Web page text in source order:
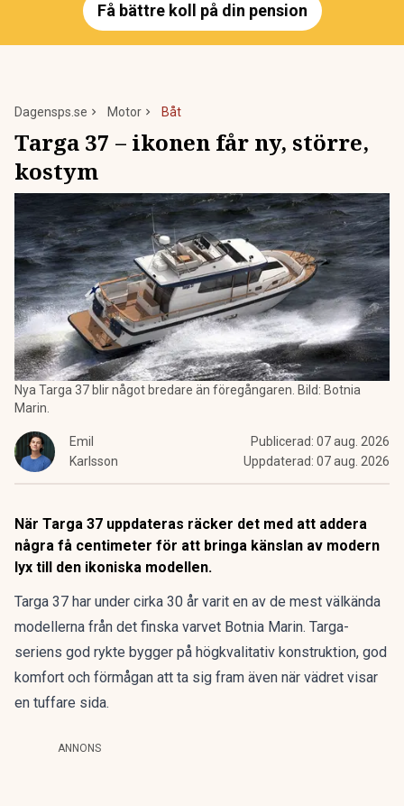
Få bättre koll på din pension
Dagensps.se Motor Båt
Targa 37 – ikonen får ny, större,
kostym
Nya Targa 37 blir något bredare än föregångaren. Bild: Botnia
Marin.
Emil
Karlsson
Publicerad: 07 aug. 2026
Uppdaterad: 07 aug. 2026
När Targa 37 uppdateras räcker det med att addera
några få centimeter för att bringa känslan av modern
lyx till den ikoniska modellen.
Targa 37 har under cirka 30 år varit en av de mest välkända
modellerna från det finska varvet Botnia Marin. Targa-
seriens god rykte bygger på högkvalitativ konstruktion, god
komfort och förmågan att ta sig fram även när vädret visar
en tuffare sida.
ANNONS